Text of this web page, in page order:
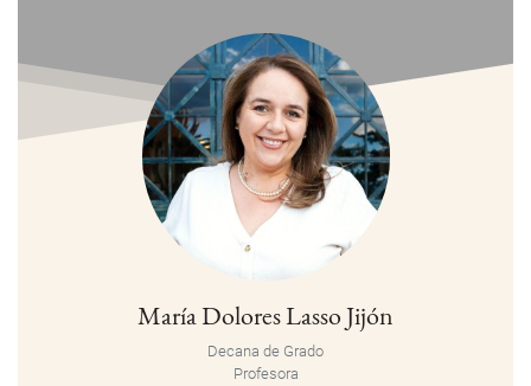
María Dolores Lasso Jijón
Decana de Grado
Profesora